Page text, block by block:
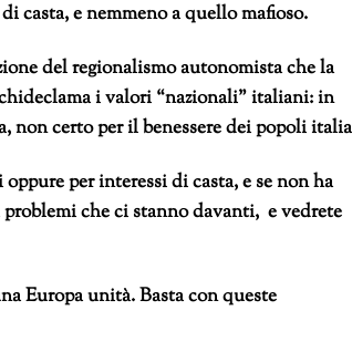
casta, e nemmeno a quello mafioso.
del regionalismo autonomista che la
i valori “nazionali” italiani: in
non certo per il benessere dei popoli
per interessi di casta, e se non ha
che ci stanno davanti, e vedrete
Europa unità. Basta con queste